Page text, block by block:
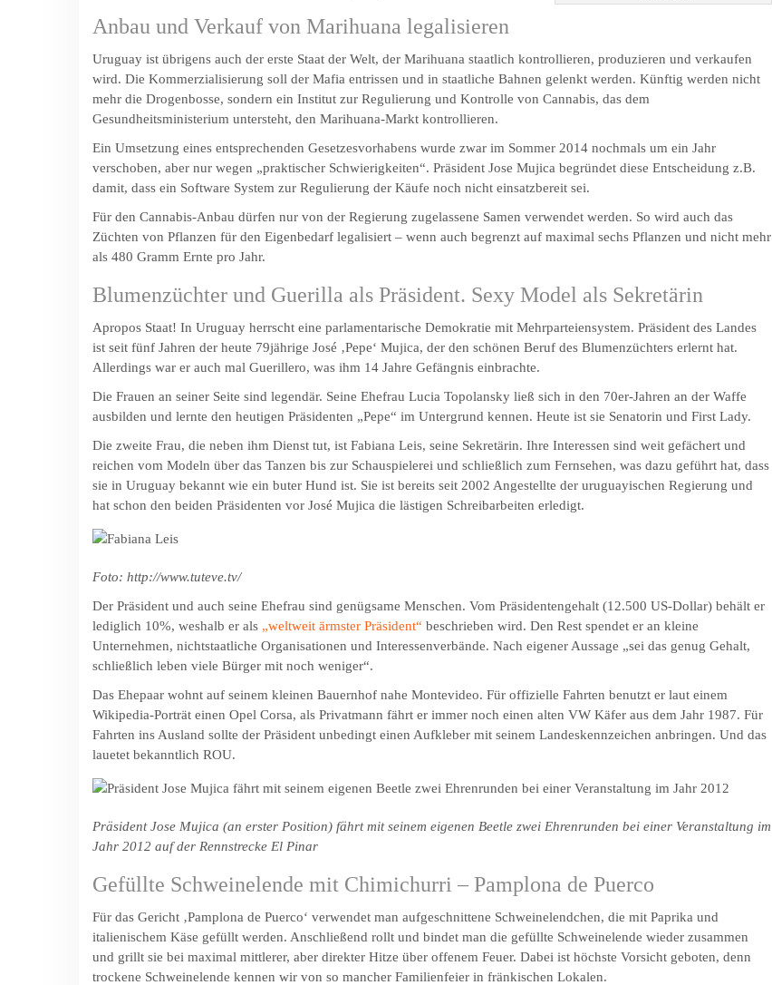
Anbau und Verkauf von Marihuana legalisieren
Uruguay ist übrigens auch der erste Staat der Welt, der Marihuana staatlich kontrollieren, produzieren und verkaufen
wird. Die Kommerzialisierung soll der Mafia entrissen und in staatliche Bahnen gelenkt werden. Künftig werden nicht
mehr die Drogenbosse, sondern ein Institut zur Regulierung und Kontrolle von Cannabis, das dem
Gesundheitsministerium untersteht, den Marihuana-Markt kontrollieren.
Ein Umsetzung eines entsprechenden Gesetzesvorhabens wurde zwar im Sommer 2014 nochmals um ein Jahr
verschoben, aber nur wegen „praktischer Schwierigkeiten“. Präsident Jose Mujica begründet diese Entscheidung z.B.
damit, dass ein Software System zur Regulierung der Käufe noch nicht einsatzbereit sei.
Für den Cannabis-Anbau dürfen nur von der Regierung zugelassene Samen verwendet werden. So wird auch das
Züchten von Pflanzen für den Eigenbedarf legalisiert – wenn auch begrenzt auf maximal sechs Pflanzen und nicht mehr
als 480 Gramm Ernte pro Jahr.
Blumenzüchter und Guerilla als Präsident. Sexy Model als Sekretärin
Apropos Staat! In Uruguay herrscht eine parlamentarische Demokratie mit Mehrparteiensystem. Präsident des Landes
ist seit fünf Jahren der heute 79jährige José ‚Pepe‘ Mujica, der den schönen Beruf des Blumenzüchters erlernt hat.
Allerdings war er auch mal Guerillero, was ihm 14 Jahre Gefängnis einbrachte.
Die Frauen an seiner Seite sind legendär. Seine Ehefrau Lucia Topolansky ließ sich in den 70er-Jahren an der Waffe
ausbilden und lernte den heutigen Präsidenten „Pepe“ im Untergrund kennen. Heute ist sie Senatorin und First Lady.
Die zweite Frau, die neben ihm Dienst tut, ist Fabiana Leis, seine Sekretärin. Ihre Interessen sind weit gefächert und
reichen vom Modeln über das Tanzen bis zur Schauspielerei und schließlich zum Fernsehen, was dazu geführt hat, dass
sie in Uruguay bekannt wie ein buter Hund ist. Sie ist bereits seit 2002 Angestellte der uruguayischen Regierung und
hat schon den beiden Präsidenten vor José Mujica die lästigen Schreibarbeiten erledigt.
Foto: http://www.tuteve.tv/
Der Präsident und auch seine Ehefrau sind genügsame Menschen. Vom Präsidentengehalt (12.500 US-Dollar) behält er
lediglich 10%, weshalb er als „weltweit ärmster Präsident“ beschrieben wird. Den Rest spendet er an kleine
Unternehmen, nichtstaatliche Organisationen und Interessenverbände. Nach eigener Aussage „sei das genug Gehalt,
schließlich leben viele Bürger mit noch weniger“.
Das Ehepaar wohnt auf seinem kleinen Bauernhof nahe Montevideo. Für offizielle Fahrten benutzt er laut einem
Wikipedia-Porträt einen Opel Corsa, als Privatmann fährt er immer noch einen alten VW Käfer aus dem Jahr 1987. Für
Fahrten ins Ausland sollte der Präsident unbedingt einen Aufkleber mit seinem Landeskennzeichen anbringen. Und das
lauetet bekanntlich ROU.
Präsident Jose Mujica (an erster Position) fährt mit seinem eigenen Beetle zwei Ehrenrunden bei einer Veranstaltung im
Jahr 2012 auf der Rennstrecke El Pinar
Gefüllte Schweinelende mit Chimichurri – Pamplona de Puerco
Für das Gericht ‚Pamplona de Puerco‘ verwendet man aufgeschnittene Schweinelendchen, die mit Paprika und
italienischem Käse gefüllt werden. Anschließend rollt und bindet man die gefüllte Schweinelende wieder zusammen
und grillt sie bei maximal mittlerer, aber direkter Hitze über offenem Feuer. Dabei ist höchste Vorsicht geboten, denn
trockene Schweinelende kennen wir von so mancher Familienfeier in fränkischen Lokalen.